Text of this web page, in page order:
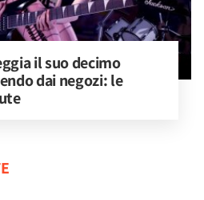
il suo decimo
dai negozi: le